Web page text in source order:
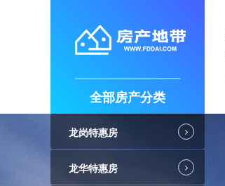
全部房产分类
龙岗特惠房
龙华特惠房